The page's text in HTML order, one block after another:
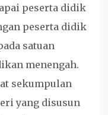
peserta didik
peserta didik
satuan
menengah.
sekumpulan
yang disusun